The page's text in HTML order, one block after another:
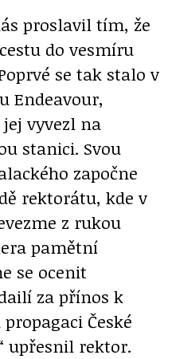
proslavil tím, že
do vesmíru
se tak stalo v
Endeavour,
vyvezl na
stanici. Svou
započne
rektorátu, kde v
z rukou
pamětní
se ocenit
za přínos k
České
upřesnil rektor.